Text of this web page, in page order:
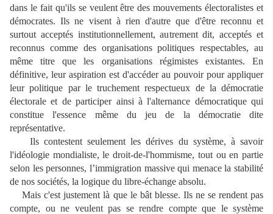
dans le fait qu'ils se veulent être des mouvements électoralistes et
démocrates. Ils ne visent à rien d'autre que d'être reconnu et
surtout acceptés institutionnellement, autrement dit, acceptés et
reconnus comme des organisations politiques respectables, au
même titre que les organisations régimistes existantes. En
définitive, leur aspiration est d'accéder au pouvoir pour appliquer
leur politique par le truchement respectueux de la démocratie
électorale et de participer ainsi à l'alternance démocratique qui
constitue l'essence même du jeu de la démocratie dite
représentative.
Ils contestent seulement les dérives du système, à savoir
l'idéologie mondialiste, le droit-de-l'hommisme, tout ou en partie
selon les personnes, l’immigration massive qui menace la stabilité
de nos sociétés, la logique du libre-échange absolu.
Mais c'est justement là que le bât blesse. Ils ne se rendent pas
compte, ou ne veulent pas se rendre compte que le système